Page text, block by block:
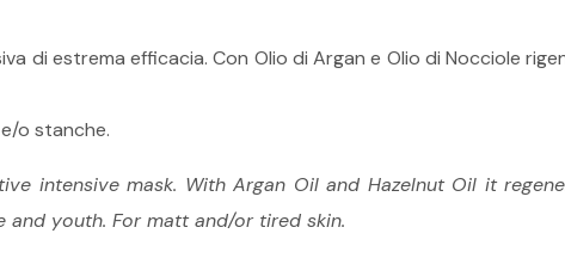
di estrema efficacia. Con Olio di Argan e Olio di Nocciole
o stanche.
intensive mask. With Argan Oil and Hazelnut Oil it
and youth. For matt and/or tired skin.